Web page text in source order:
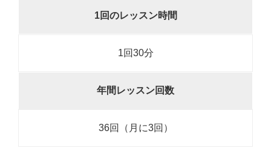
1回のレッスン時間
1回30分
年間レッスン回数
36回（月に3回）